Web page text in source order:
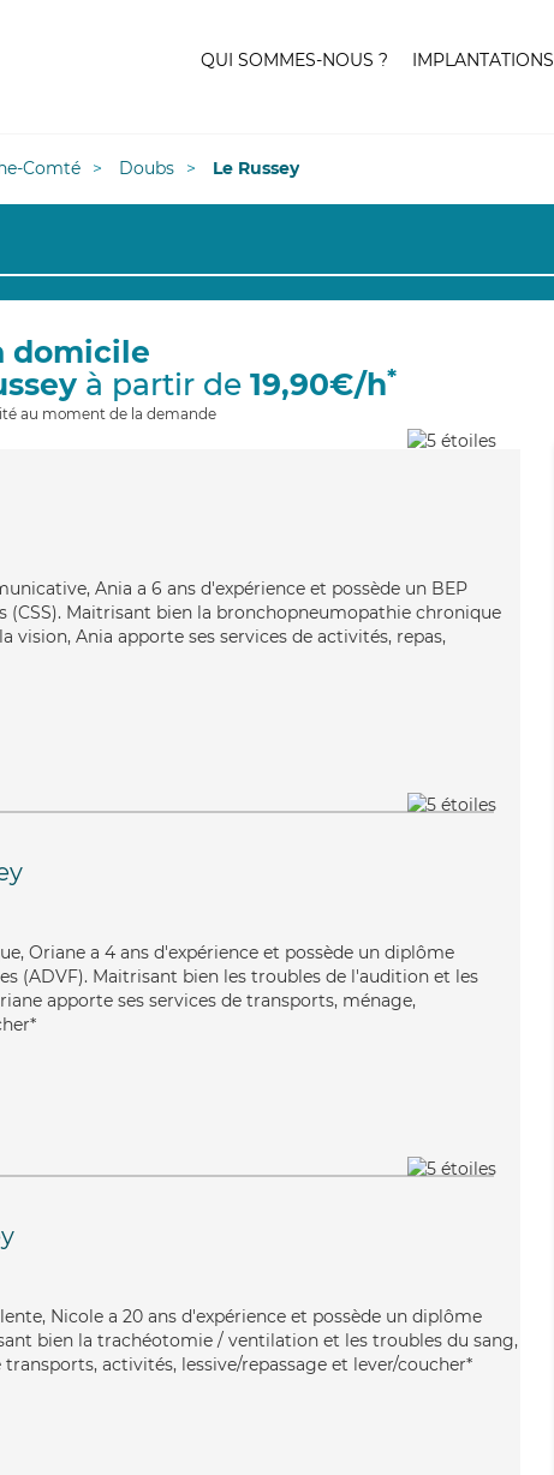
QUI SOMMES-NOUS ? IMPLANTATIONS
Comté Doubs Le Russey
domicile
à partir de 19,90€/h*
au moment de la demande
Ania a 6 ans d'expérience et possède un BEP
(CSS). Maitrisant bien la bronchopneumopathie chronique
vision, Ania apporte ses services de activités, repas,
Oriane a 4 ans d'expérience et possède un diplôme
(ADVF). Maitrisant bien les troubles de l'audition et les
apporte ses services de transports, ménage,
Nicole a 20 ans d'expérience et possède un diplôme
bien la trachéotomie / ventilation et les troubles du sang,
activités, lessive/repassage et lever/coucher*